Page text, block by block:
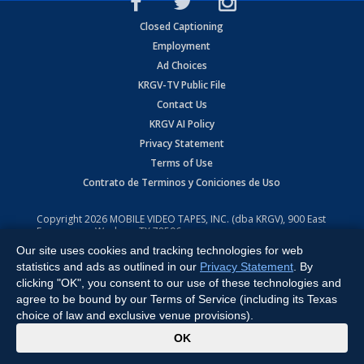
Closed Captioning
Employment
Ad Choices
KRGV-TV Public File
Contact Us
KRGV AI Policy
Privacy Statement
Terms of Use
Contrato de Terminos y Coniciones de Uso
Copyright2026 MOBILE VIDEO TAPES, INC. (dba KRGV), 900 East
Expressway, Weslaco, TX 78596.
All Rights Reserved. Powered by:Ruby Shore Software
Our site uses cookies and tracking technologies for web
statistics and ads as outlined in our Privacy Statement . By
clicking "OK", you consent to our use of these technologies and
agree to be bound by our Terms of Service (including its Texas
choice of law and exclusive venue provisions).
OK